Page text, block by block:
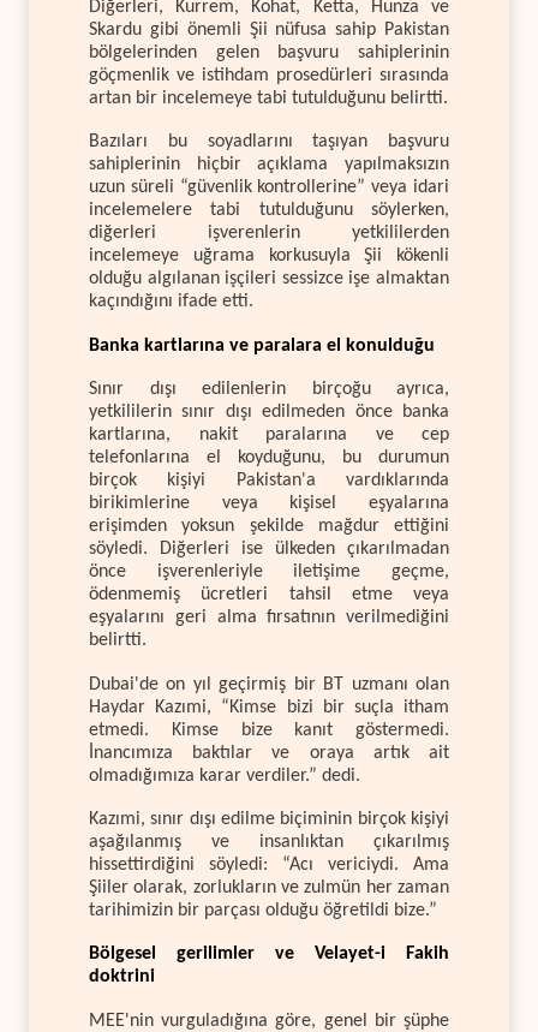
Diğerleri, Kurrem, Kohat, Ketta, Hunza ve
Skardu gibi önemli Şii nüfusa sahip Pakistan
bölgelerinden gelen başvuru sahiplerinin
göçmenlik ve istihdam prosedürleri sırasında
artan bir incelemeye tabi tutulduğunu belirtti.
Bazıları bu soyadlarını taşıyan başvuru
sahiplerinin hiçbir açıklama yapılmaksızın
uzun süreli “güvenlik kontrollerine” veya idari
incelemelere tabi tutulduğunu söylerken,
diğerleri işverenlerin yetkililerden
incelemeye uğrama korkusuyla Şii kökenli
olduğu algılanan işçileri sessizce işe almaktan
kaçındığını ifade etti.
Banka kartlarına ve paralara el konulduğu
Sınır dışı edilenlerin birçoğu ayrıca,
yetkililerin sınır dışı edilmeden önce banka
kartlarına, nakit paralarına ve cep
telefonlarına el koyduğunu, bu durumun
birçok kişiyi Pakistan'a vardıklarında
birikimlerine veya kişisel eşyalarına
erişimden yoksun şekilde mağdur ettiğini
söyledi. Diğerleri ise ülkeden çıkarılmadan
önce işverenleriyle iletişime geçme,
ödenmemiş ücretleri tahsil etme veya
eşyalarını geri alma fırsatının verilmediğini
belirtti.
Dubai'de on yıl geçirmiş bir BT uzmanı olan
Haydar Kazımi, “Kimse bizi bir suçla itham
etmedi. Kimse bize kanıt göstermedi.
İnancımıza baktılar ve oraya artık ait
olmadığımıza karar verdiler.” dedi.
Kazımi, sınır dışı edilme biçiminin birçok kişiyi
aşağılanmış ve insanlıktan çıkarılmış
hissettirdiğini söyledi: “Acı vericiydi. Ama
Şiiler olarak, zorlukların ve zulmün her zaman
tarihimizin bir parçası olduğu öğretildi bize.”
Bölgesel gerilimler ve Velayet-i Fakih
doktrini
MEE'nin vurguladığına göre, genel bir şüphe